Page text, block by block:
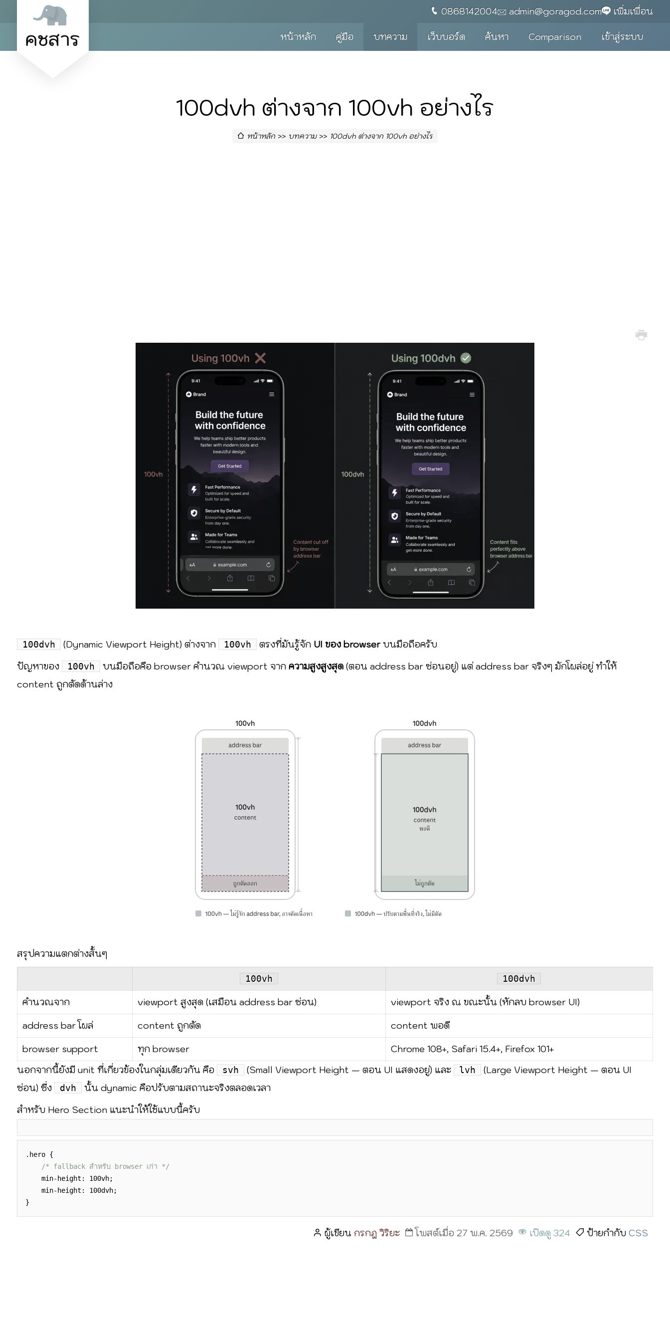
คชสาร
0868142004 admin@goragod.com เพิ่มเพื่อน
หน้าหลัก คู่มือ บทความ เว็บบอร์ด ค้นหา Comparison เข้าสู่ระบบ
100dvh ต่างจาก 100vh อย่างไร
หน้าหลัก บทความ 100dvh ต่างจาก 100vh อย่างไร
100dvh (Dynamic Viewport Height) ต่างจาก 100vh ตรงที่มันรู้จัก UI ของ browserบนมือถือครับ
ปัญหาของ
100vh บนมือถือคือ browser คำนวณ viewport จาก ความสูงสูงสุด(ตอน address bar ซ่อนอยู่) แต่ address bar จริงๆ มักโผล่อยู่ ทำให้
content ถูกตัดด้านล่าง
สรุปความแตกต่างสั้นๆ
100vh 100dvh
คำนวณจาก viewport สูงสุด (เสมือน address bar ซ่อน) viewport จริง ณ ขณะนั้น (หักลบ browser UI)
address bar โผล่ content ถูกตัด content พอดี
browser support ทุก browser
Chrome 108+, Safari 15.4+, Firefox 101+
นอกจากนี้ยังมี unit ที่เกี่ยวข้องในกลุ่มเดียวกัน คือ
svh (Small Viewport Height — ตอน UI แสดงอยู่) และ lvh
(Large Viewport Height — ตอน UI
ซ่อน) ซึ่ง
dvh
นั้น dynamic คือปรับตามสถานะจริงตลอดเวลา
สำหรับ Hero Section แนะนำให้ใช้แบบนี้ครับ
.hero {
/* fallback สำหรับ browser เก่า */
min-height: 100vh;
min-height: 100dvh;
}
ผู้เขียนกรกฎ วิริยะ โพสต์เมื่อ 27 พ.ค. 2569 เปิดดู 324 ป้ายกำกับCSS